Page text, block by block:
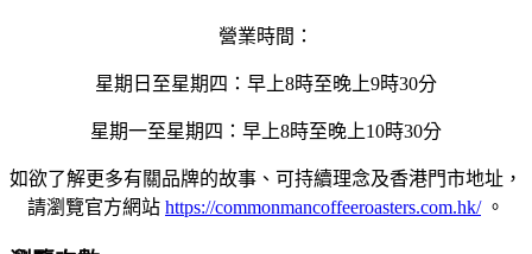
營業時間：
星期日至星期四：早上8時至晚上9時30分
星期一至星期四：早上8時至晚上10時30分
如欲了解更多有關品牌的故事、可持續理念及香港門市地址，
請瀏覽官方網站 https://commonmancoffeeroasters.com.hk/。